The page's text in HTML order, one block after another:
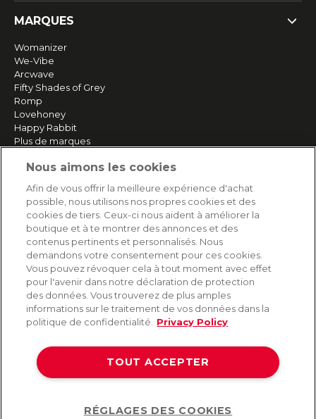
MARQUES
Womanizer
We-Vibe
Arcwave
Fifty Shades of Grey
Romp
Lovehoney
Happy Rabbit
Plus de marques
SERVICE
Livraison rapide et gratuite
Retours & remboursements
Paiement sécurisé
AIDE
Contact
Livraison et expédition
Foire aux questions
Protection des données
Nous aimons les cookies
Afin de vous offrir la meilleure expérience d'achat
possible, nous utilisons nos propres cookies et des
cookies de tiers. Ceux-ci nous aident à améliorer la
boutique et à te montrer des annonces et des
contenus pertinents et personnalisés. Nous
demandons votre consentement pour ces cookies.
Vous pouvez révoquer cela à tout moment avec effet
pour l'avenir dans notre déclaration de protection
des données. Vous trouverez de plus amples
informations sur le traitement de vos données dans la
politique de confidentialité.
Privacy Policy
TOUT ACCEPTER
RÉGLAGES DES COOKIES